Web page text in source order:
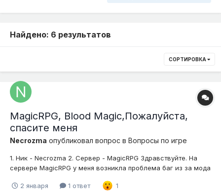
Найдено: 6 результатов
СОРТИРОВКА
MagicRPG, Blood Magic,Пожалуйста,
спасите меня
Necrozma опубликовал вопрос в Вопросы по игре
1. Ник - Necrozma 2. Сервер - MagicRPG Здравствуйте. На
сервере MagicRPG у меня возникла проблема баг из за мода
минус, что, по сути, невозможно при обычной игре. Я не
2 января 1 ответ 1